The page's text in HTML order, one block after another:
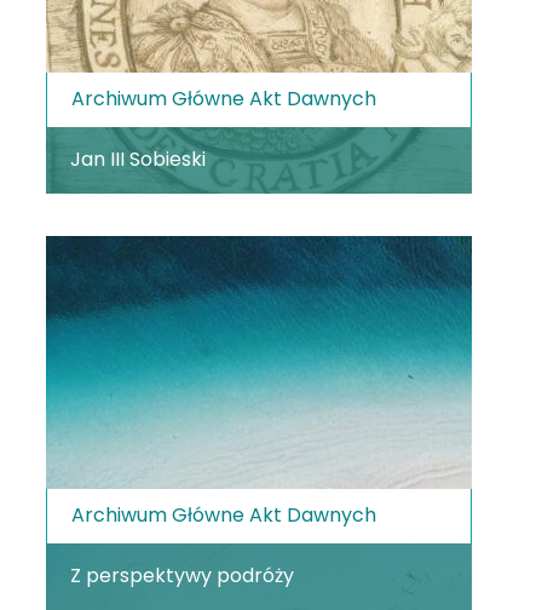
Archiwum Główne Akt Dawnych
Jan III Sobieski
Archiwum Główne Akt Dawnych
Z perspektywy podróży